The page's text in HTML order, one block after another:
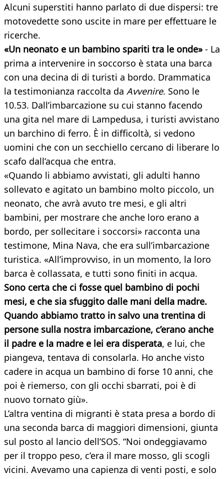
Alcuni superstiti hanno parlato di due dispersi: tre
motovedette sono uscite in mare per effettuare le
ricerche.
«Un neonato e un bambino spariti tra le onde» - La
prima a intervenire in soccorso è stata una barca
con una decina di di turisti a bordo. Drammatica
la testimonianza raccolta da Avvenire. Sono le
10.53. Dall’imbarcazione su cui stanno facendo
una gita nel mare di Lampedusa, i turisti avvistano
un barchino di ferro. È in difficoltà, si vedono
uomini che con un secchiello cercano di liberare lo
scafo dall’acqua che entra.
«Quando li abbiamo avvistati, gli adulti hanno
sollevato e agitato un bambino molto piccolo, un
neonato, che avrà avuto tre mesi, e gli altri
bambini, per mostrare che anche loro erano a
bordo, per sollecitare i soccorsi» racconta una
testimone, Mina Nava, che era sull’imbarcazione
turistica. «All’improvviso, in un momento, la loro
barca è collassata, e tutti sono finiti in acqua.
Sono certa che ci fosse quel bambino di pochi
mesi, e che sia sfuggito dalle mani della madre.
Quando abbiamo tratto in salvo una trentina di
persone sulla nostra imbarcazione, c’erano anche
il padre e la madre e lei era disperata, e lui, che
piangeva, tentava di consolarla. Ho anche visto
cadere in acqua un bambino di forse 10 anni, che
poi è riemerso, con gli occhi sbarrati, poi è di
nuovo tornato giù».
L’altra ventina di migranti è stata presa a bordo di
una seconda barca di maggiori dimensioni, giunta
sul posto al lancio dell’SOS. “Noi ondeggiavamo
per il troppo peso, c’era il mare mosso, gli scogli
vicini. Avevamo una capienza di venti posti, e solo